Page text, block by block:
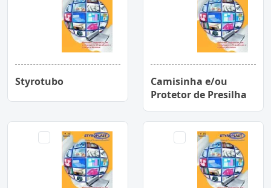
Styrotubo
Camisinha e/ou
Protetor de Presilha